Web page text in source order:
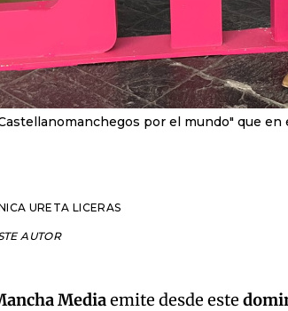
por el mundo" que
URETA LICERAS
AUTOR
Mediaemite desde este